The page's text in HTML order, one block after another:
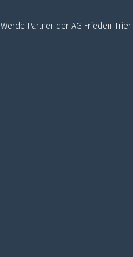
Werde Partner der AG Frieden Trier!